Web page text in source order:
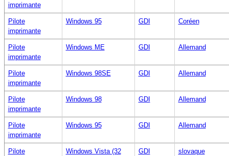
imprimante
Pilote
imprimante
Windows 95 GDI Coréen
Pilote
imprimante
Windows ME GDI Allemand
Pilote
imprimante
Windows 98SE GDI Allemand
Pilote
imprimante
Windows 98 GDI Allemand
Pilote
imprimante
Windows 95 GDI Allemand
Pilote
Windows Vista (32
GDI slovaque